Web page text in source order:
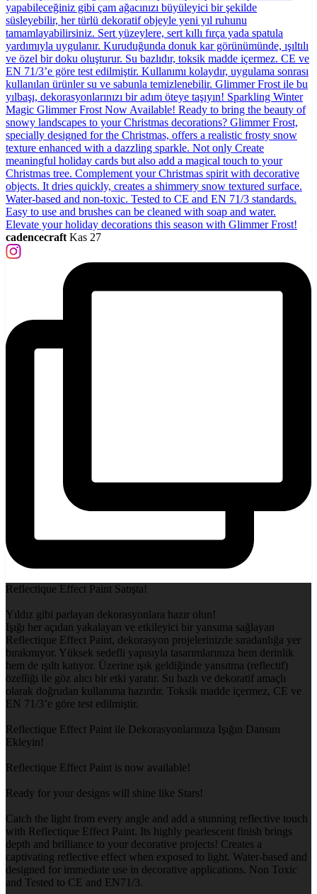
cadencecraft Kas 27
Reflectique Effect Paint Satışta!
Yıldız gibi parlayan dekorasyonlara hazır olun!
Işığı her açıdan yakalayan ve etkileyici bir yansıma sağlayan
Reflectique Effect Paint, dekorasyon projelerinizde sıradanlığa yer
bırakmıyor. Yüksek sedefli yapısıyla tasarımlarınıza hem derinlik
hem de ışıltı katıyor. Üzerine ışık geldiğinde yansıtma (reflectif)
özelliği ile göz alıcı bir etki yaratır. Su bazlı ve dekoratif amaçlı
olarak doğrudan kullanıma hazırdır. Toksik madde içermez, CE ve
EN 71/3’e göre test edilmiştir.
Reflectique Effect Paint ile Dekorasyonlarınıza Işığın Dansını
Ekleyin!
Reflectique Effect Paint is now available!
Ready for your designs will shine like Stars!
Catch the light from every angle and add a stunning reflective touch
with Reflectique Effect Paint. Its highly pearlescent finish brings
depth and brilliance to your decorative projects! Creates a
captivating reflective effect when exposed to light. Water-based and
designed for immediate use in decorative applications. Non Toxic
and Tested to CE and EN71/3.